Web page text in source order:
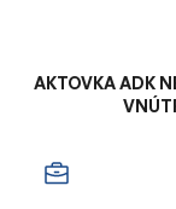
AKTOVKA ADK